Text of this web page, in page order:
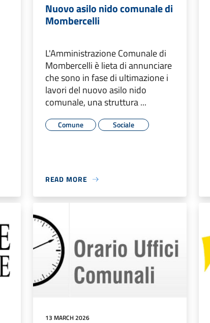
Nuovo asilo nido comunale di
Mombercelli
L'Amministrazione Comunale di
Mombercelli è lieta di annunciare
che sono in fase di ultimazione i
lavori del nuovo asilo nido
comunale, una struttura ...
Comune Sociale
READ MORE
13 MARCH 2026